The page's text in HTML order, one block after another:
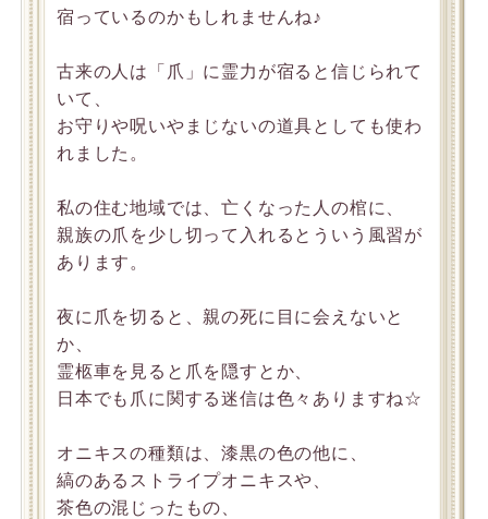
宿っているのかもしれませんね♪
古来の人は「爪」に霊力が宿ると信じられて
いて、
お守りや呪いやまじないの道具としても使わ
れました。
私の住む地域では、亡くなった人の棺に、
親族の爪を少し切って入れるとういう風習が
あります。
夜に爪を切ると、親の死に目に会えないと
か、
霊柩車を見ると爪を隠すとか、
日本でも爪に関する迷信は色々ありますね☆
オニキスの種類は、漆黒の色の他に、
縞のあるストライプオニキスや、
茶色の混じったもの、